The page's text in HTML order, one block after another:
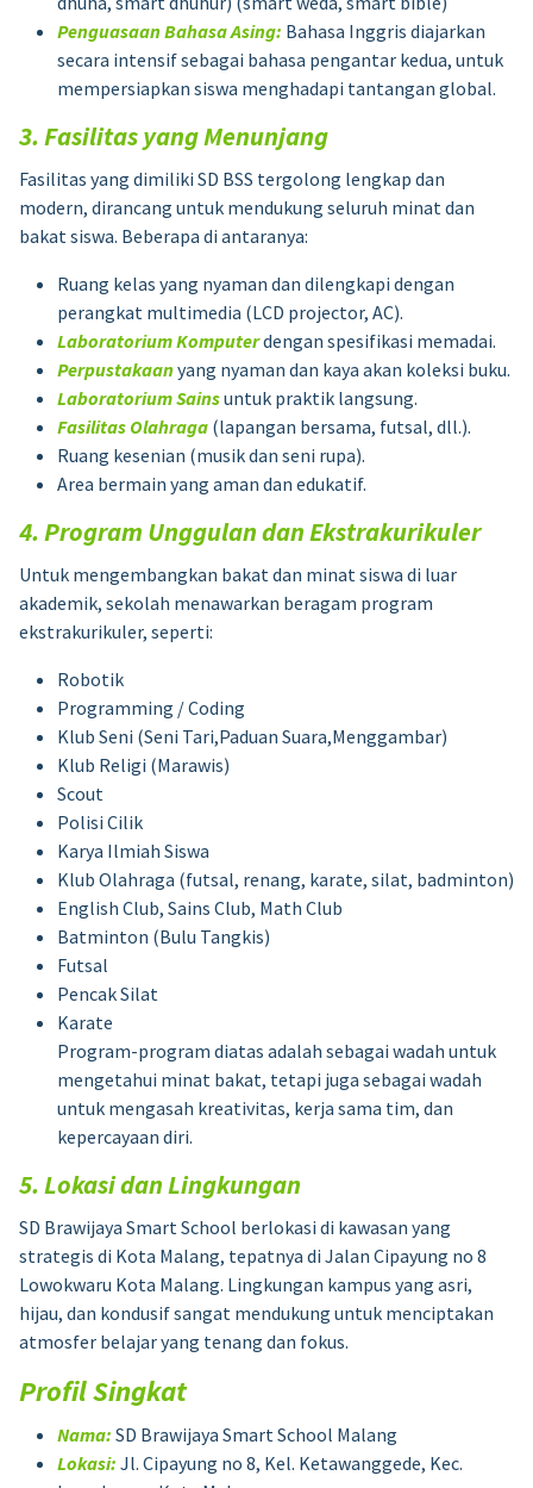
Penguasaan Bahasa Asing: Bahasa Inggris diajarkan
secara intensif sebagai bahasa pengantar kedua, untuk
mempersiapkan siswa menghadapi tantangan global.
3. Fasilitas yang Menunjang
Fasilitas yang dimiliki SD BSS tergolong lengkap dan
modern, dirancang untuk mendukung seluruh minat dan
bakat siswa. Beberapa di antaranya:
Ruang kelas yang nyaman dan dilengkapi dengan
perangkat multimedia (LCD projector, AC).
Laboratorium Komputerdengan spesifikasi memadai.
Perpustakaanyang nyaman dan kaya akan koleksi buku.
Laboratorium Sainsuntuk praktik langsung.
Fasilitas Olahraga (lapangan bersama, futsal, dll.).
Ruang kesenian (musik dan seni rupa).
Area bermain yang aman dan edukatif.
4. Program Unggulan dan Ekstrakurikuler
Untuk mengembangkan bakat dan minat siswa di luar
akademik, sekolah menawarkan beragam program
ekstrakurikuler, seperti:
Robotik
Programming / Coding
Klub Seni (Seni Tari,Paduan Suara,Menggambar)
Klub Religi (Marawis)
Scout
Polisi Cilik
Karya Ilmiah Siswa
Klub Olahraga (futsal, renang, karate, silat, badminton)
English Club, Sains Club, Math Club
Batminton (Bulu Tangkis)
Futsal
Pencak Silat
Karate
Program-program diatas adalah sebagai wadah untuk
mengetahui minat bakat, tetapi juga sebagai wadah
untuk mengasah kreativitas, kerja sama tim, dan
kepercayaan diri.
5. Lokasi dan Lingkungan
SD Brawijaya Smart School berlokasi di kawasan yang
strategis di Kota Malang, tepatnya di Jalan Cipayung no 8
Lowokwaru Kota Malang. Lingkungan kampus yang asri,
hijau, dan kondusif sangat mendukung untuk menciptakan
atmosfer belajar yang tenang dan fokus.
Profil Singkat
Nama: SD Brawijaya Smart School Malang
Lokasi: Jl. Cipayung no 8, Kel. Ketawanggede, Kec.